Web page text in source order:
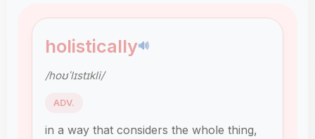
holistically🔊
/hoʊˈlɪstɪkli/
ADV.
in a way that considers the whole thing,